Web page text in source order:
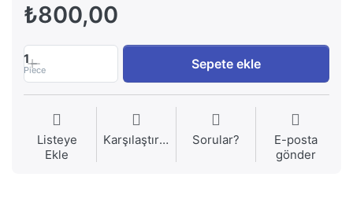
₺800,00
1
Piece Sepete ekle
Listeye
Ekle
Karşılaştırma Sorular?
E-posta
gönder